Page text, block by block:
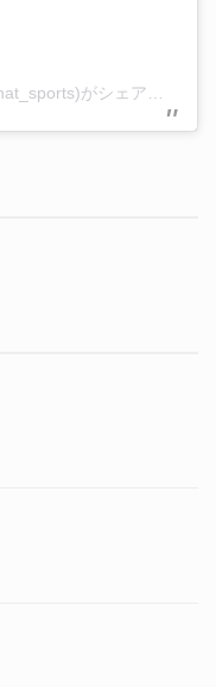
チットチャット・スポーツ塾(@chitchat_sports)がシェアした投稿